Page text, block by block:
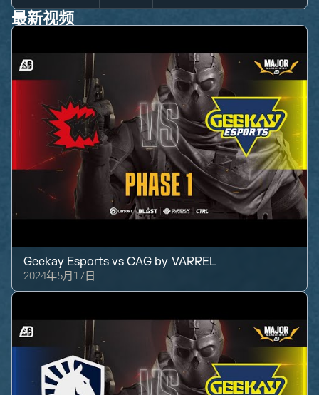
最新视频
Geekay Esports vsCAG by VARREL
2024年5月17日